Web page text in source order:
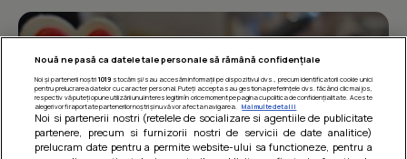
Nouă ne pasă ca datele tale personale să rămână confidențiale
Noi și partenerii noștri 1019stocăm și/sau accesăm informații pe dispozitivul dvs., precum identificatorii cookie unici
pentru prelucrarea datelor cu caracter personal. Puteți accepta sau gestiona preferințele dvs. făcând clic mai jos,
respectiv vă puteți opune utilizării unui interes legitim în orice moment pe pagina cu politica de confidențialitate. Aceste
alegeri vor fi raportate partenerilor noștri și nu vă vor afecta navigarea.
Mai multe detalii
Noi si partenerii nostri (retelele de socializare si agentiile de publicitate
partenere, precum si furnizorii nostri de servicii de date analitice)
prelucram date pentru a permite website-ului sa functioneze, pentru a